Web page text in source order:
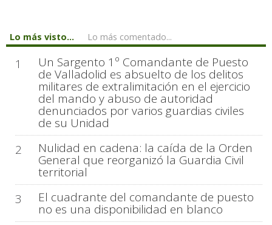
Lo más visto... Lo más comentado...
1 Un Sargento 1º Comandante de Puesto
de Valladolid es absuelto de los delitos
militares de extralimitación en el ejercicio
del mando y abuso de autoridad
denunciados por varios guardias civiles
de su Unidad
2
Nulidad en cadena: la caída de la Orden
General que reorganizó la Guardia Civil
territorial
3
El cuadrante del comandante de puesto
no es una disponibilidad en blanco